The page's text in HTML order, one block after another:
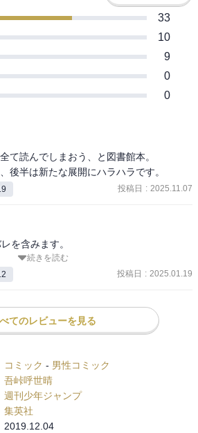
33
10
9
0
0
て読んでしまおう、と図書館本。
後半は新たな展開にハラハラです。
投稿日 : 2025.11.07
を含みます。
決！
さが問われる。
〜
組む！
情に涙が…
！
続きを読む
投稿日 : 2025.01.19
てのレビューを見る
コミック - 男性コミック
吾峠呼世晴
週刊少年ジャンプ
集英社
2019.12.04